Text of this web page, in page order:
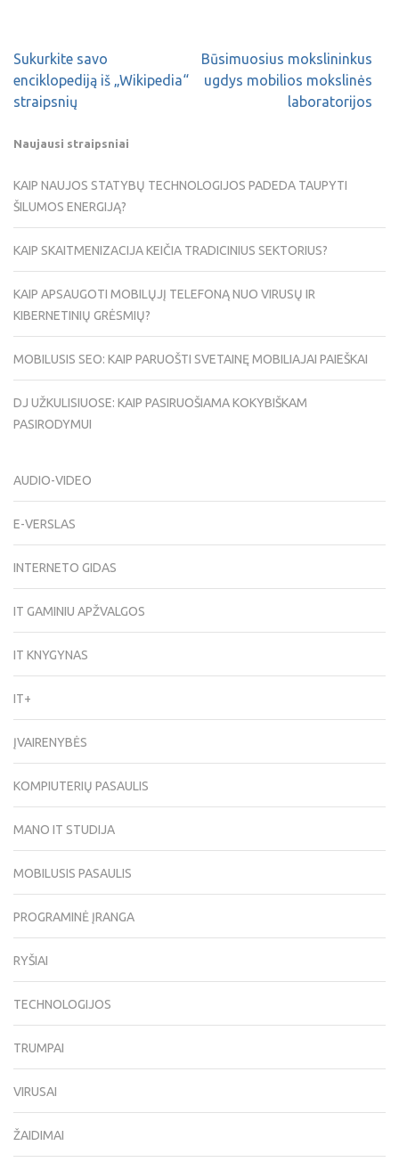
Sukurkite savo
enciklopediją iš „Wikipedia“
straipsnių
Būsimuosius mokslininkus
ugdys mobilios mokslinės
laboratorijos
Naujausi straipsniai
KAIP NAUJOS STATYBŲ TECHNOLOGIJOS PADEDA TAUPYTI
ŠILUMOS ENERGIJĄ?
KAIP SKAITMENIZACIJA KEIČIA TRADICINIUS SEKTORIUS?
KAIP APSAUGOTI MOBILŲJĮ TELEFONĄ NUO VIRUSŲ IR
KIBERNETINIŲ GRĖSMIŲ?
MOBILUSIS SEO: KAIP PARUOŠTI SVETAINĘ MOBILIAJAI PAIEŠKAI
DJ UŽKULISIUOSE: KAIP PASIRUOŠIAMA KOKYBIŠKAM
PASIRODYMUI
AUDIO-VIDEO
E-VERSLAS
INTERNETO GIDAS
IT GAMINIU APŽVALGOS
IT KNYGYNAS
IT+
ĮVAIRENYBĖS
KOMPIUTERIŲ PASAULIS
MANO IT STUDIJA
MOBILUSIS PASAULIS
PROGRAMINĖ ĮRANGA
RYŠIAI
TECHNOLOGIJOS
TRUMPAI
VIRUSAI
ŽAIDIMAI